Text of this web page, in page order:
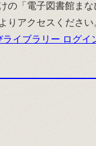
の「電子図書館ま
りアクセスください
イブラリー ログイ